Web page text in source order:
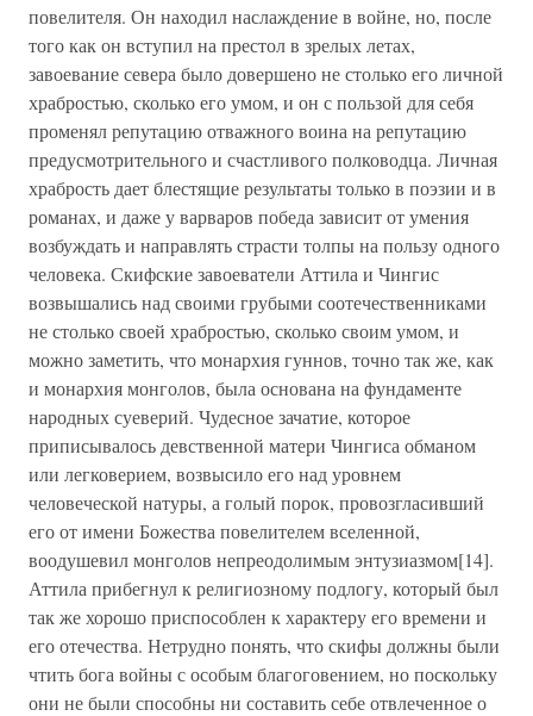
повелителя. Он находил наслаждение в войне, но, после
того как он вступил на престол в зрелых летах,
завоевание севера было довершено не столько его личной
храбростью, сколько его умом, и он с пользой для себя
променял репутацию отважного воина на репутацию
предусмотрительного и счастливого полководца. Личная
храбрость дает блестящие результаты только в поэзии и в
романах, и даже у варваров победа зависит от умения
возбуждать и направлять страсти толпы на пользу одного
человека. Скифские завоеватели Аттила и Чингис
возвышались над своими грубыми соотечественниками
не столько своей храбростью, сколько своим умом, и
можно заметить, что монархия гуннов, точно так же, как
и монархия монголов, была основана на фундаменте
народных суеверий. Чудесное зачатие, которое
приписывалось девственной матери Чингиса обманом
или легковерием, возвысило его над уровнем
человеческой натуры, а голый порок, провозгласивший
его от имени Божества повелителем вселенной,
воодушевил монголов непреодолимым энтузиазмом[14].
Аттила прибегнул к религиозному подлогу, который был
так же хорошо приспособлен к характеру его времени и
его отечества. Нетрудно понять, что скифы должны были
чтить бога войны с особым благоговением, но поскольку
они не были способны ни составить себе отвлеченное о